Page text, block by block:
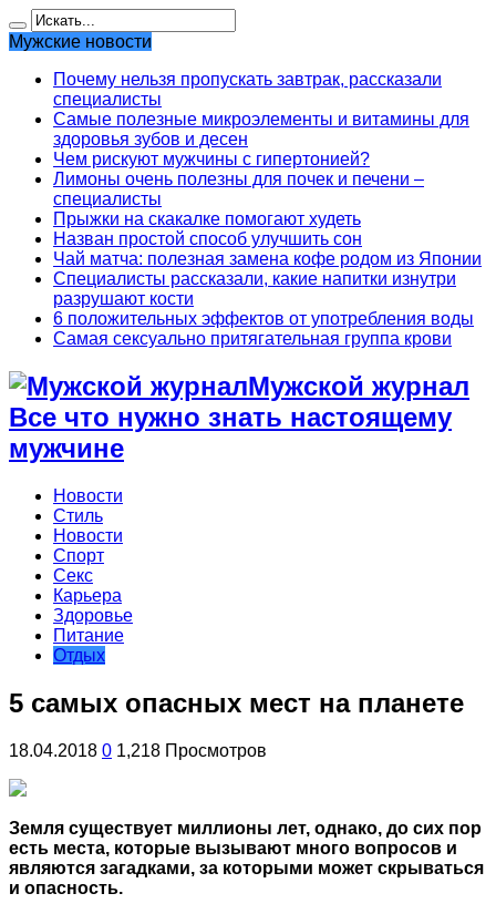
Мужские новости
Почему нельзя пропускать завтрак, рассказали
специалисты
Самые полезные микроэлементы и витамины для
здоровья зубов и десен
Чем рискуют мужчины с гипертонией?
Лимоны очень полезны для почек и печени –
специалисты
Прыжки на скакалке помогают худеть
Назван простой способ улучшить сон
Чай матча: полезная замена кофе родом из Японии
Специалисты рассказали, какие напитки изнутри
разрушают кости
6 положительных эффектов от употребления воды
Самая сексуально притягательная группа крови
Мужской журнал
Все что нужно знать настоящему
мужчине
Новости
Стиль
Новости
Спорт
Секс
Карьера
Здоровье
Питание
Отдых
5 самых опасных мест на планете
18.04.2018 0 1,218 Просмотров
Земля существует миллионы лет, однако, до сих пор
есть места, которые вызывают много вопросов и
являются загадками, за которыми может скрываться
и опасность.